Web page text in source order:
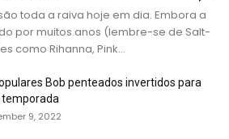
toda a raiva hoje em dia. Embora a
por muitos anos (lembre-se de Salt-
como Rihanna, Pink...
Bob penteados invertidos para
9, 2022